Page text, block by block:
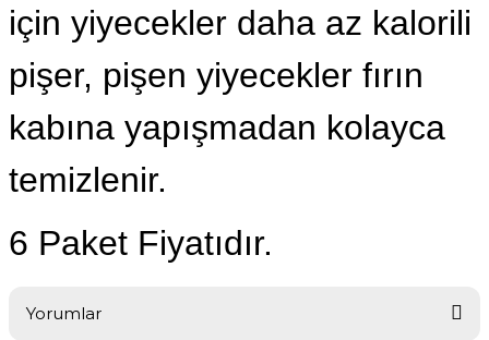
için yiyecekler daha az kalorili
pişer, pişen yiyecekler fırın
kabına yapışmadan kolayca
temizlenir.
6 Paket Fiyatıdır.
Yorumlar